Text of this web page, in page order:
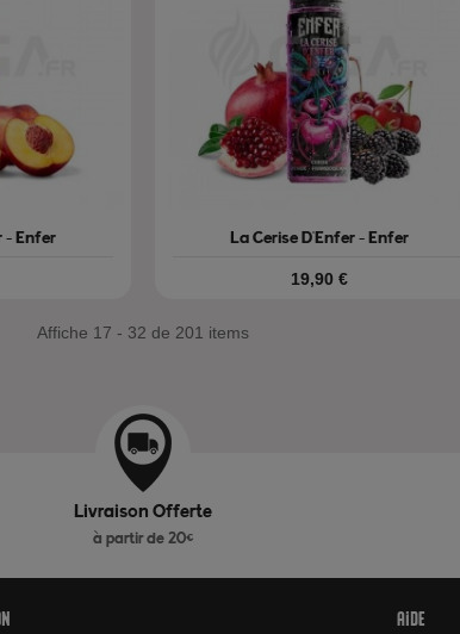
- Enfer La Cerise D'Enfer - Enfer
Prix
19,90 €
Affiche 17 - 32 de 201 items
Livraison Offerte
à partir de 20€
Aide